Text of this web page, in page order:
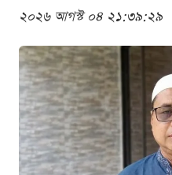
২০২৬ আগস্ট ০৪ ২১:৩৯:২৯